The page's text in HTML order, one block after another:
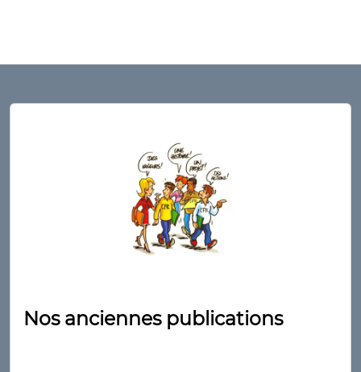
Nos anciennes publications